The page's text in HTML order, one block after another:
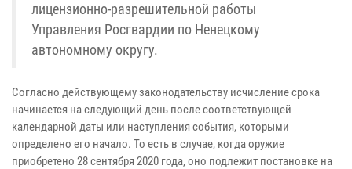
лицензионно-разрешительной работы
Управления Росгвардии по Ненецкому
автономному округу.
Согласно действующему законодательству исчисление срока
начинается на следующий день после соответствующей
календарной даты или наступления события, которыми
определено его начало. То есть в случае, когда оружие
приобретено 28 сентября 2020 года, оно подлежит постановке на